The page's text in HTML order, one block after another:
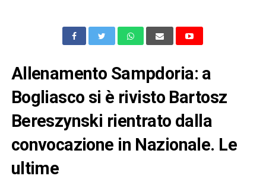
Allenamento Sampdoria: a
Bogliasco si è rivisto Bartosz
Bereszynski rientrato dalla
convocazione in Nazionale. Le
ultime